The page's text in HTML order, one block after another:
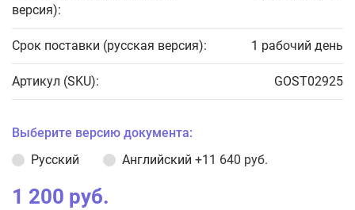
версия):
Срок поставки (русская версия): 1 рабочий день
Артикул (SKU): GOST02925
Выберите версию документа:
Русский
Английский +11 640 руб.
1 200 руб.